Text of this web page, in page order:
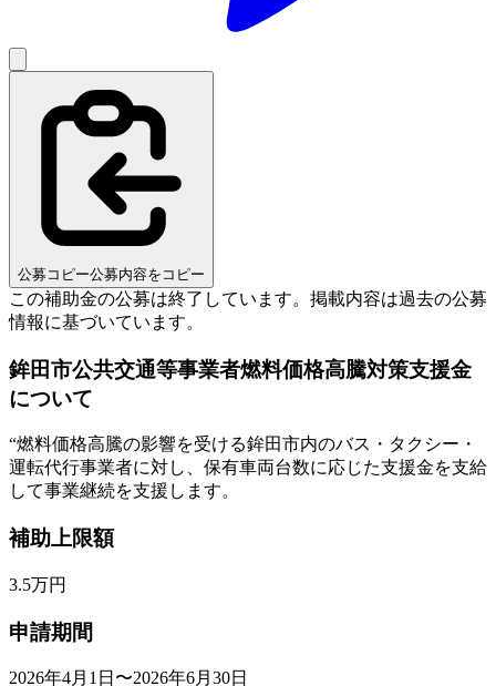
公募コピー公募内容をコピー
この補助金の公募は終了しています。 掲載内容は過去の公募
情報に基づいています。
鉾田市公共交通等事業者燃料価格高騰対策支援金
について
“燃料価格高騰の影響を受ける鉾田市内のバス・タクシー・
運転代行事業者に対し、保有車両台数に応じた支援金を支給
して事業継続を支援します。
補助上限額
3.5万円
申請期間
2026年4月1日〜2026年6月30日